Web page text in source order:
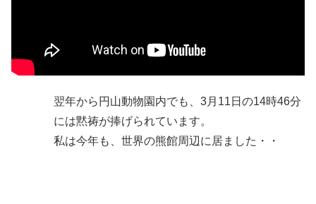
翌年から円山動物園内でも、3月11日の14時46分
には黙祷が捧げられています。
私は今年も、世界の熊館周辺に居ました・・